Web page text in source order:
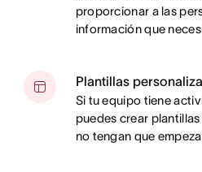
proporcionar a las
información que
Plantillas
Si tu equipo tiene
puedes crear
no tengan que